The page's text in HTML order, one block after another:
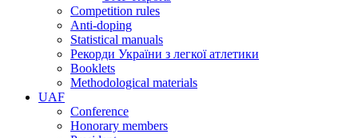
Competition rules
Anti-doping
Statistical manuals
Рекорди України з легкої атлетики
Booklets
Methodological materials
UAF
Conference
Honorary members